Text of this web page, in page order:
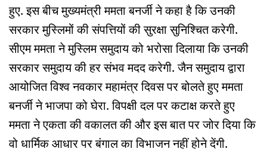
हुए. इस बीच मुख्यमंत्री ममता बनर्जी ने कहा है कि उनकी
सरकार मुस्लिमों की संपत्तियों की सुरक्षा सुनिश्चित करेगी.
सीएम ममता ने मुस्लिम समुदाय को भरोसा दिलाया कि उनकी
सरकार समुदाय की हर संभव मदद करेगी. जैन समुदाय द्वारा
आयोजित विश्व नवकार महामंत्र दिवस पर बोलते हुए ममता
बनर्जी ने भाजपा को घेरा. विपक्षी दल पर कटाक्ष करते हुए
ममता ने एकता की वकालत की और इस बात पर जोर दिया कि
वो धार्मिक आधार पर बंगाल का विभाजन नहीं होने देंगी.